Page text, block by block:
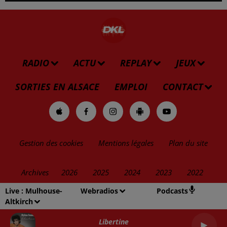
Live : Mulhouse-
Altkirch
Webradios Podcasts
Libertine
RADIO ACTU REPLAY
JEUX
SORTIES EN ALSACE
EMPLOI CONTACT
Gestion des cookies Mentions légales Plan du site
Archives 2026 2025 2024 2023 2022